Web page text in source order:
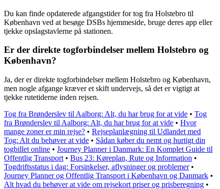
Du kan finde opdaterede afgangstider for tog fra Holstebro til
København ved at besøge DSBs hjemmeside, bruge deres app eller
tjekke opslagstavlerne på stationen.
Er der direkte togforbindelser mellem Holstebro og
København?
Ja, der er direkte togforbindelser mellem Holstebro og København,
men nogle afgange kræver et skift undervejs, så det er vigtigt at
tjekke rutetiderne inden rejsen.
Tog fra Brønderslev til Aalborg: Alt, du har brug for at vide • Tog
fra Brønderslev til Aalborg: Alt, du har brug for at vide • Hvor
mange zoner er min rejse? • Rejseplanlægning til Udlandet med
Tog: Alt du behøver at vide • Sådan køber du nemt og hurtigt din
togbillet online • Journey Planner i Danmark: En Komplet Guide til
Offentlig Transport • Bus 23: Køreplan, Rute og Information •
Togdriftsstatus i dag: Forsinkelser, aflysninger og problemer•
Journey Planner og Offentlig Transport i København og Danmark •
Alt hvad du behøver at vide om rejsekort priser og prisberegning •